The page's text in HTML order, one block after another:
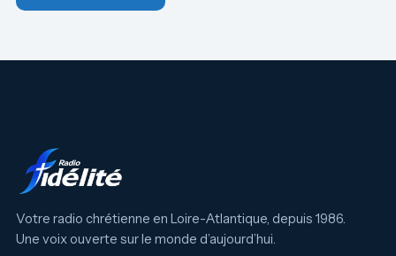
Votre radio chrétienne en Loire-Atlantique, depuis 1986.
Une voix ouverte sur le monde d’aujourd’hui.